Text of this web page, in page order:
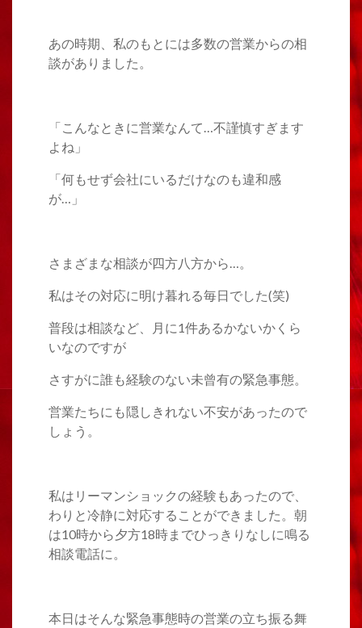
あの時期、私のもとには多数の営業からの相
談がありました。
「こんなときに営業なんて…不謹慎すぎます
よね」
「何もせず会社にいるだけなのも違和感
が…」
さまざまな相談が四方八方から…。
私はその対応に明け暮れる毎日でした(笑)
普段は相談など、月に1件あるかないかくら
いなのですが
さすがに誰も経験のない未曾有の緊急事態。
営業たちにも隠しきれない不安があったので
しょう。
私はリーマンショックの経験もあったので、
わりと冷静に対応することができました。朝
は10時から夕方18時までひっきりなしに鳴る
相談電話に。
本日はそんな緊急事態時の営業の立ち振る舞